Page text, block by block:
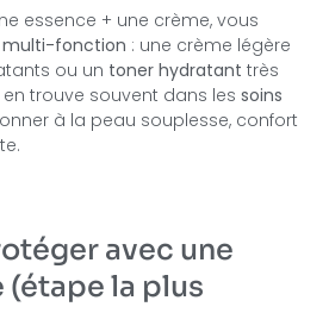
essence + une crème, vous
multi-fonction : une crème légère
ou un toner hydratant très
trouve souvent dans les soins
à la peau souplesse, confort
avec une
la plus